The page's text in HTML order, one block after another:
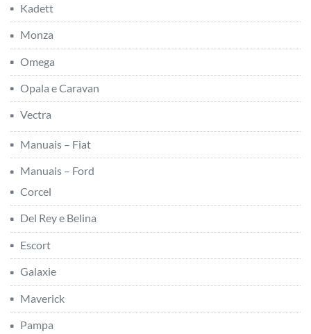
Kadett
Monza
Omega
Opala e Caravan
Vectra
Manuais – Fiat
Manuais – Ford
Corcel
Del Rey e Belina
Escort
Galaxie
Maverick
Pampa